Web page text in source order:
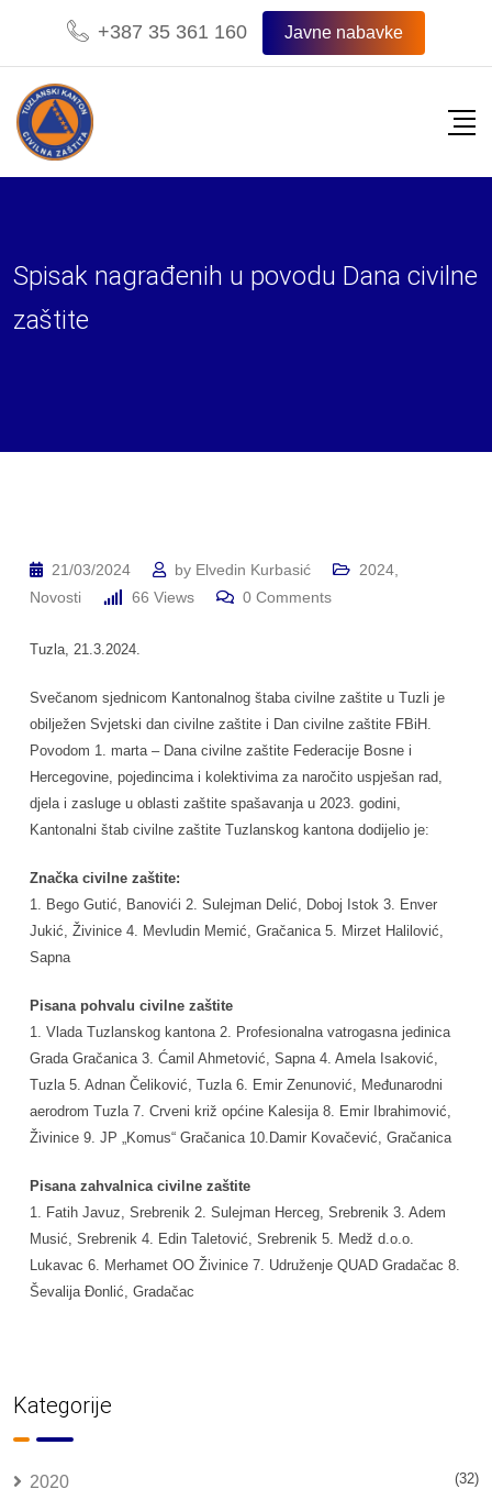
content
+387 35 361 160 Javne nabavke
Spisak nagrađenih u povodu Dana civilne
zaštite
21/03/2024 by Elvedin Kurbasić 2024
Novosti
66 Views 0 Comments
Tuzla, 21.3.2024.
Svečanom sjednicom Kantonalnog štaba civilne zaštite u Tuzli je
obilježen Svjetski dan civilne zaštite i Dan civilne zaštite FBiH.
Povodom 1. marta – Dana civilne zaštite Federacije Bosne i
Hercegovine, pojedincima i kolektivima za naročito uspješan rad,
djela i zasluge u oblasti zaštite spašavanja u 2023. godini,
Kantonalni štab civilne zaštite Tuzlanskog kantona dodijelio je:
Značka civilne zaštite:
1. Bego Gutić, Banovići 2. Sulejman Delić, Doboj Istok 3. Enver
Jukić, Živinice 4. Mevludin Memić, Gračanica 5. Mirzet Halilović,
Sapna
Pisana pohvalu civilne zaštite
1. Vlada Tuzlanskog kantona 2. Profesionalna vatrogasna jedinica
Grada Gračanica 3. Ćamil Ahmetović, Sapna 4. Amela Isaković,
Tuzla 5. Adnan Čeliković, Tuzla 6. Emir Zenunović, Međunarodni
aerodrom Tuzla 7. Crveni križ općine Kalesija 8. Emir Ibrahimović,
Živinice 9. JP „Komus“ Gračanica 10.Damir Kovačević, Gračanica
Pisana zahvalnica civilne zaštite
1. Fatih Javuz, Srebrenik 2. Sulejman Herceg, Srebrenik 3. Adem
Musić, Srebrenik 4. Edin Taletović, Srebrenik 5. Medž d.o.o.
Lukavac 6. Merhamet OO Živinice 7. Udruženje QUAD Gradačac 8.
Ševalija Đonlić, Gradačac
Kategorije
2020 (32)